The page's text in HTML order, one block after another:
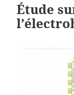
Étude